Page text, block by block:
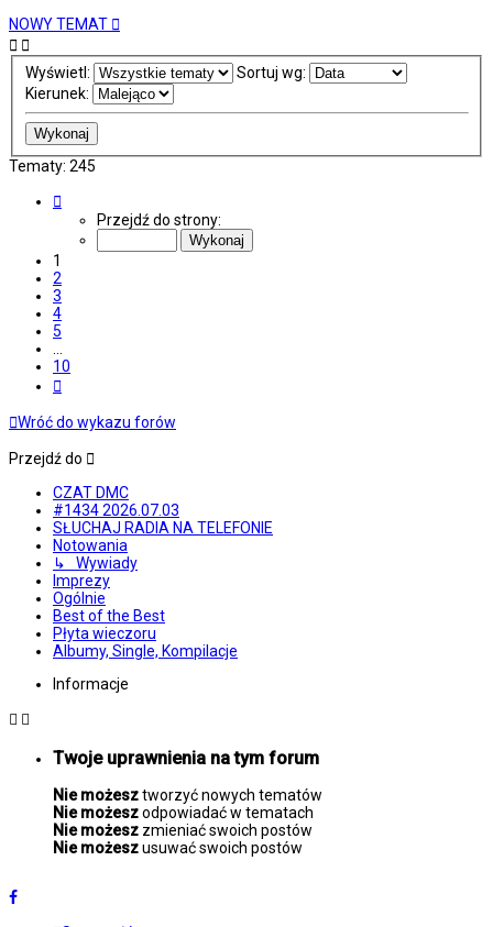
NOWY TEMAT
Wyświetl:
Sortuj wg:
Kierunek:
Tematy: 245
Przejdź do strony:
1
2
3
4
5
10
Wróć do wykazu forów
Przejdź do
CZAT DMC
#1434 2026.07.03
SŁUCHAJ RADIA NA TELEFONIE
Notowania
↳ Wywiady
Imprezy
Ogólnie
Best of the Best
Płyta wieczoru
Albumy, Single, Kompilacje
Informacje
Twoje uprawnienia na tym forum
Nie możesztworzyć nowych tematów
Nie możeszodpowiadać w tematach
Nie możesz zmieniać swoich postów
Nie możeszusuwać swoich postów